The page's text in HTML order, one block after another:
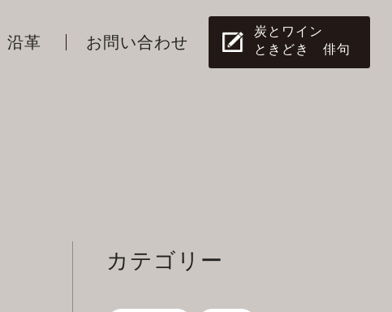
沿革 お問い合わせ
炭とワイン
ときどき 俳句
カテゴリー